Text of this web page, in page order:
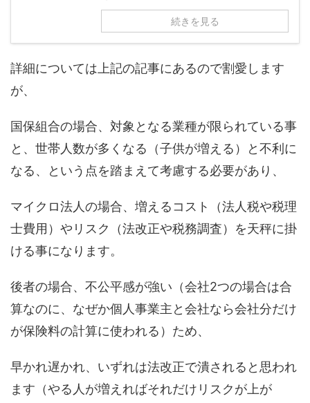
続きを見る
詳細については上記の記事にあるので割愛します
が、
国保組合の場合、対象となる業種が限られている事
と、世帯人数が多くなる（子供が増える）と不利に
なる、という点を踏まえて考慮する必要があり、
マイクロ法人の場合、増えるコスト（法人税や税理
士費用）やリスク（法改正や税務調査）を天秤に掛
ける事になります。
後者の場合、不公平感が強い（会社2つの場合は合
算なのに、なぜか個人事業主と会社なら会社分だけ
が保険料の計算に使われる）ため、
早かれ遅かれ、いずれは法改正で潰されると思われ
ます（やる人が増えればそれだけリスクが上が